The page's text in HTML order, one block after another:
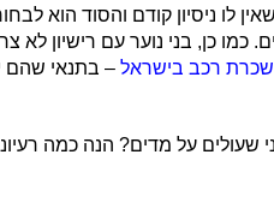
לו ניסיון קודם והסוד הוא
כמו כן, בני נוער עם רישיון
רכב בישראל – בתנאי שהם
שעולים על מדים? הנה כמה